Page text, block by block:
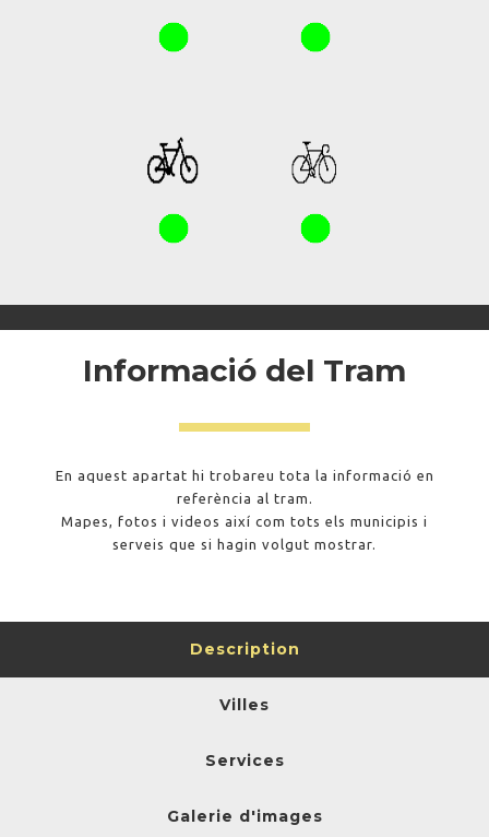
Informació del Tram
En aquest apartat hi trobareu tota la informació en
referència al tram.
Mapes, fotos i videos així com tots els municipis i
serveis que si hagin volgut mostrar.
Description
Villes
Services
Galerie d'images